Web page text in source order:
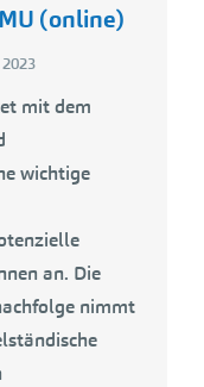
(online)
mit dem
wichtige
an. Die
nimmt